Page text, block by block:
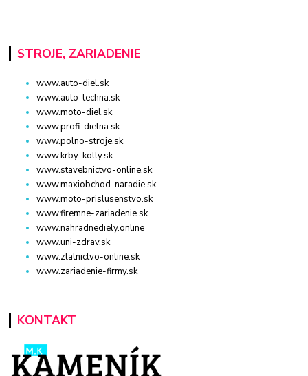
STROJE, ZARIADENIE
www.auto-diel.sk
www.auto-techna.sk
www.moto-diel.sk
www.profi-dielna.sk
www.polno-stroje.sk
www.krby-kotly.sk
www.stavebnictvo-online.sk
www.maxiobchod-naradie.sk
www.moto-prislusenstvo.sk
www.firemne-zariadenie.sk
www.nahradnediely.online
www.uni-zdrav.sk
www.zlatnictvo-online.sk
www.zariadenie-firmy.sk
KONTAKT